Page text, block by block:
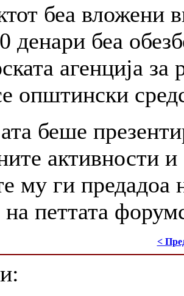
беа вложени
денари беа
агенција за
општински
беше
активности
му ги
петтата
<